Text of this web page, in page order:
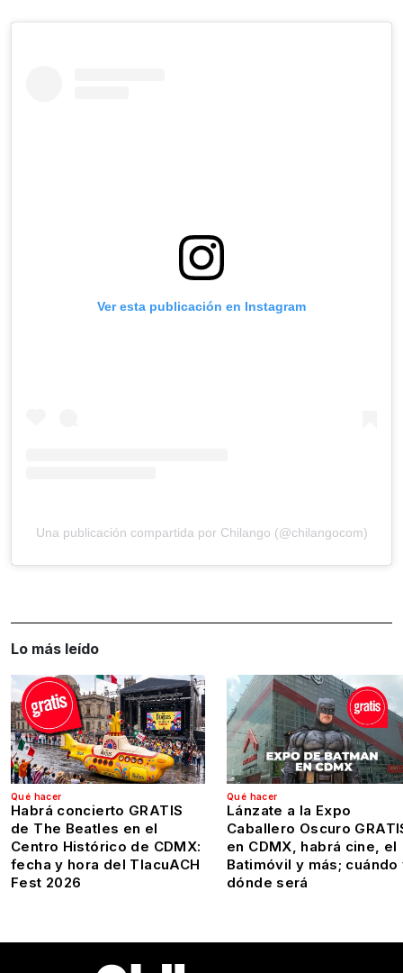
Ver esta publicación en Instagram
Una publicación compartida por Chilango (@chilangocom)
Lo más leído
Qué hacer
Habrá concierto GRATIS
de The Beatles en el
Centro Histórico de CDMX:
fecha y hora del TlacuACH
Fest 2026
Qué hacer
Lánzate a la Expo
Caballero Oscuro
en CDMX, habrá cine, el
Batimóvil y más; cuándo
dónde será